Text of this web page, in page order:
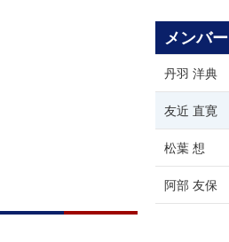
メンバー
丹羽 洋典
友近 直寛
松葉 想
阿部 友保